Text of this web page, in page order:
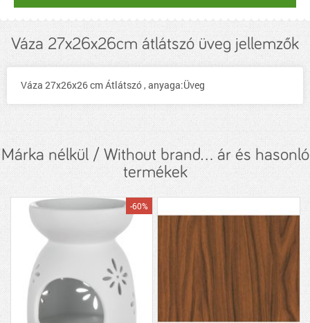
Váza 27x26x26cm átlátszó üveg jellemzők
Váza 27x26x26 cm Átlátszó , anyaga:Üveg
Márka nélkül / Without brand... ár és hasonló
termékek
-60%